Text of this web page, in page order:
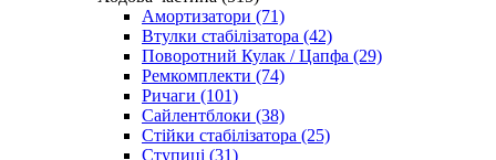
Амортизатори (71)
Втулки стабілізатора (42)
Поворотний Кулак / Цапфа (29)
Ремкомплекти (74)
Ричаги (101)
Сайлентблоки (38)
Стійки стабілізатора (25)
Ступиці (31)